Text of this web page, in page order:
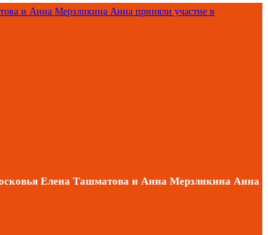
Елена Ташматова и Анна Мерзликина Анна